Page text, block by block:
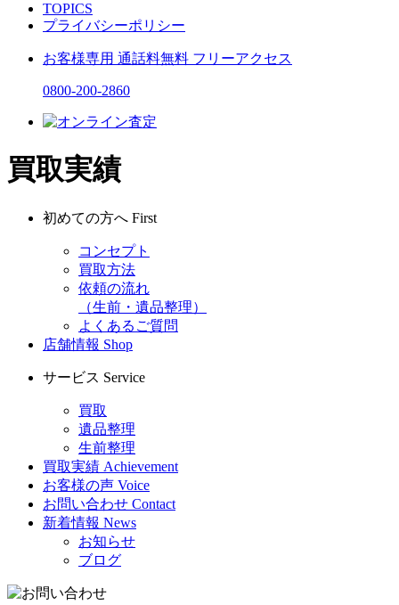
TOPICS
プライバシーポリシー
お客様専用 通話料無料 フリーアクセス
0800-200-2860
買取実績
初めての方へ First
コンセプト
買取方法
依頼の流れ
（生前・遺品整理）
よくあるご質問
店舗情報 Shop
サービス Service
買取
遺品整理
生前整理
買取実績 Achievement
お客様の声 Voice
お問い合わせ Contact
新着情報 News
お知らせ
ブログ